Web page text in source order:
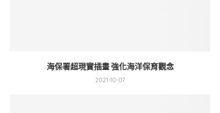
海保署超現實插畫 強化海洋保育觀念
2021-10-07